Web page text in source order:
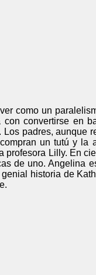
como un
convertirse en
padres, aunque
un tutú y la
Lilly. En
de uno. Angelina
historia de